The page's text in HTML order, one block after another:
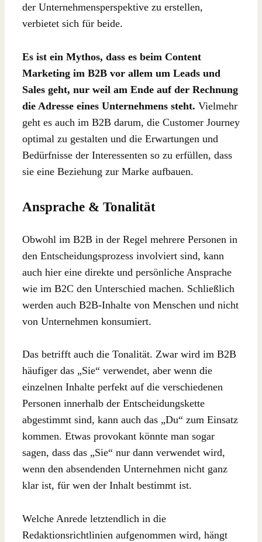
der Unternehmensperspektive zu erstellen,
verbietet sich für beide.
Es ist ein Mythos, dass es beim Content
Marketing im B2B vor allem um Leads und
Sales geht, nur weil am Ende auf der Rechnung
die Adresse eines Unternehmens steht. Vielmehr
geht es auch im B2B darum, die Customer Journey
optimal zu gestalten und die Erwartungen und
Bedürfnisse der Interessenten so zu erfüllen, dass
sie eine Beziehung zur Marke aufbauen.
Ansprache & Tonalität
Obwohl im B2B in der Regel mehrere Personen in
den Entscheidungsprozess involviert sind, kann
auch hier eine direkte und persönliche Ansprache
wie im B2C den Unterschied machen. Schließlich
werden auch B2B-Inhalte von Menschen und nicht
von Unternehmen konsumiert.
Das betrifft auch die Tonalität. Zwar wird im B2B
häufiger das „Sie“ verwendet, aber wenn die
einzelnen Inhalte perfekt auf die verschiedenen
Personen innerhalb der Entscheidungskette
abgestimmt sind, kann auch das „Du“ zum Einsatz
kommen. Etwas provokant könnte man sogar
sagen, dass das „Sie“ nur dann verwendet wird,
wenn den absendenden Unternehmen nicht ganz
klar ist, für wen der Inhalt bestimmt ist.
Welche Anrede letztendlich in die
Redaktionsrichtlinien aufgenommen wird, hängt